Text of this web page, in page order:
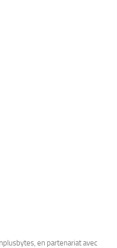
en partenariat avec